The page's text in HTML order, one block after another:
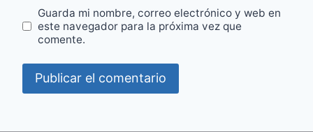
Guarda mi nombre, correo electrónico y web en
este navegador para la próxima vez que
comente.